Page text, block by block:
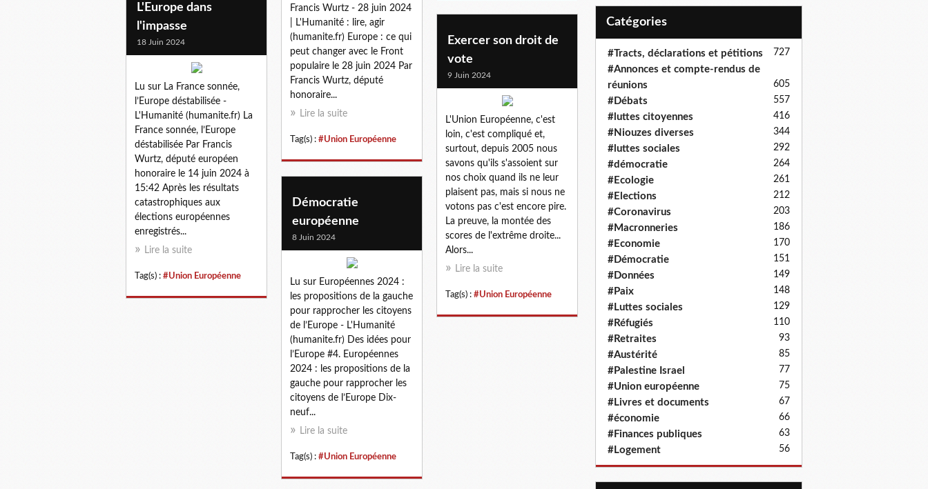
Francis Wurtz - 28 juin 2024
| L'Humanité : lire, agir
(humanite.fr) Europe : ce qui
peut changer avec le Front
populaire le 28 juin 2024 Par
Francis Wurtz, député
honoraire...
Lire la suite
Tag(s) : #Union Européenne
L'Europe dans
l'impasse
18 Juin 2024
Lu sur La France sonnée,
l’Europe déstabilisée -
L'Humanité (humanite.fr) La
France sonnée, l’Europe
déstabilisée Par Francis
Wurtz, député européen
honoraire le 14 juin 2024 à
15:42 Après les résultats
catastrophiques aux
élections européennes
enregistrés...
Lire la suite
Tag(s) : #Union Européenne
Exercer son droit de
vote
9 Juin 2024
L'Union Européenne, c'est
loin, c'est compliqué et,
surtout, depuis 2005 nous
savons qu'ils s'assoient sur
nos choix quand ils ne leur
plaisent pas, mais si nous ne
votons pas c'est encore pire.
La preuve, la montée des
scores de l'extrême droite...
Alors...
Lire la suite
Tag(s) : #Union Européenne
Démocratie
européenne
8 Juin 2024
Lu sur Européennes 2024 :
les propositions de la gauche
pour rapprocher les citoyens
de l’Europe - L'Humanité
(humanite.fr) Des idées pour
l’Europe #4. Européennes
2024 : les propositions de la
gauche pour rapprocher les
citoyens de l’Europe Dix-
neuf...
Lire la suite
Tag(s) : #Union Européenne
Catégories
#Tracts, déclarations et pétitions 727
#Annonces et compte-rendus de
réunions
605
#Débats 557
#luttes citoyennes 416
#Niouzes diverses 344
#luttes sociales 292
#démocratie 264
#Ecologie 261
#Elections 212
#Coronavirus 203
#Macronneries 186
#Economie 170
#Démocratie 151
#Données 149
#Paix 148
#Luttes sociales 129
#Réfugiés 110
#Retraites 93
#Austérité 85
#Palestine Israel 77
#Union européenne 75
#Livres et documents 67
#économie 66
#Finances publiques 63
#Logement 56